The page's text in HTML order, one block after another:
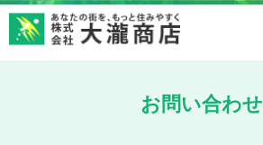
お問い合わせ